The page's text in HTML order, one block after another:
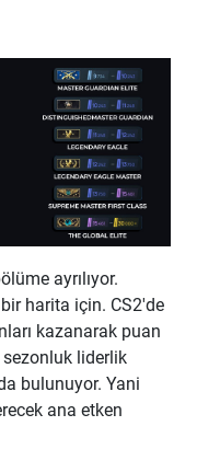
ayrılıyor.
harita için. CS2'de
kazanarak puan
liderlik
bulunuyor. Yani
ana etken